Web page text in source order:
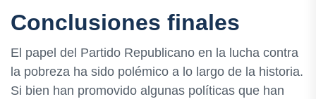
Conclusiones finales
El papel del Partido Republicano en la lucha contra
la pobreza ha sido polémico a lo largo de la historia.
Si bien han promovido algunas políticas que han